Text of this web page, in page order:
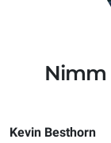
Nimm
Kevin Besthorn